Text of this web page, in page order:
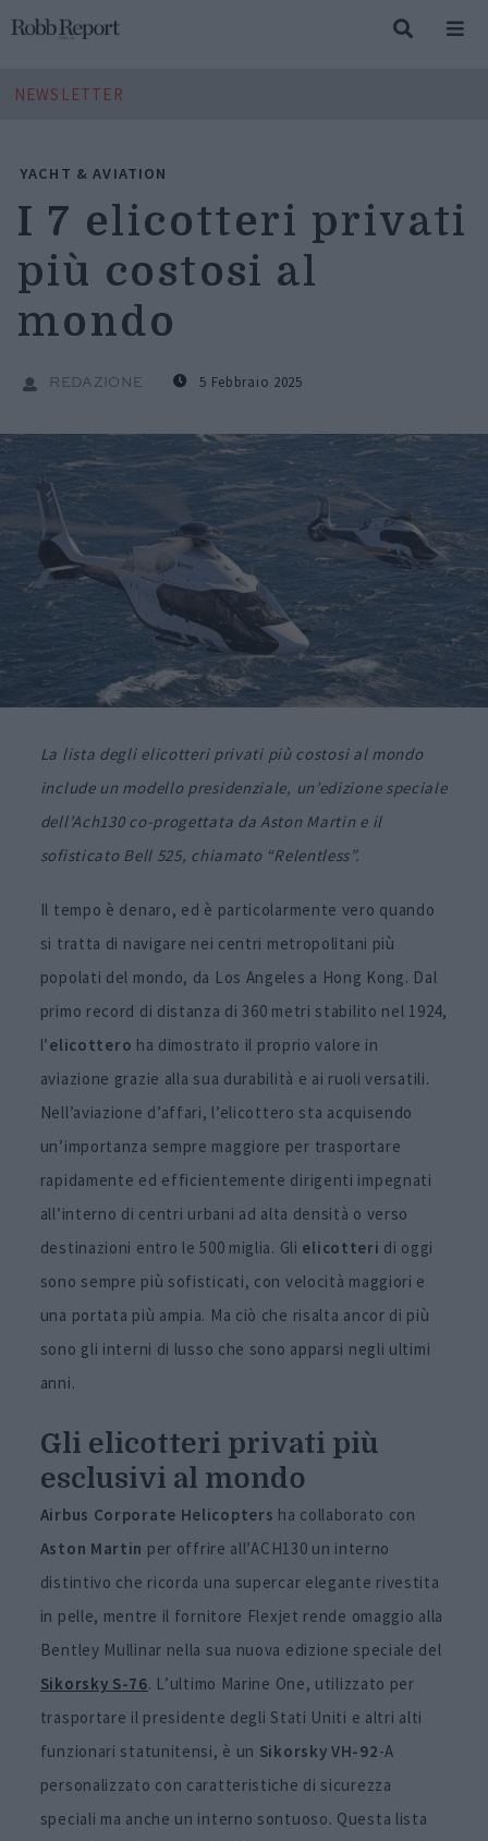
NEWSLETTER
YACHT & AVIATION
I 7 elicotteri privati
più costosi al
mondo
REDAZIONE 5 Febbraio 2025
La lista degli elicotteri privati più costosi al mondo
include un modello presidenziale, un’edizione speciale
dell’Ach130 co-progettata da Aston Martin e il
sofisticato Bell 525, chiamato “Relentless”.
Il tempo è denaro, ed è particolarmente vero quando
si tratta di navigare nei centri metropolitani più
popolati del mondo, da Los Angeles a Hong Kong. Dal
primo record di distanza di 360 metri stabilito nel 1924,
l’elicottero ha dimostrato il proprio valore in
aviazione grazie alla sua durabilità e ai ruoli versatili.
Nell’aviazione d’affari, l’elicottero sta acquisendo
un’importanza sempre maggiore per trasportare
rapidamente ed efficientemente dirigenti impegnati
all’interno di centri urbani ad alta densità o verso
destinazioni entro le 500 miglia. Gli elicotteri di oggi
sono sempre più sofisticati, con velocità maggiori e
una portata più ampia. Ma ciò che risalta ancor di più
sono gli interni di lusso che sono apparsi negli ultimi
anni.
Gli elicotteri privati più
esclusivi al mondo
Airbus Corporate Helicopters ha collaborato con
Aston Martin per offrire all’ACH130 un interno
distintivo che ricorda una supercar elegante rivestita
in pelle, mentre il fornitore Flexjet rende omaggio alla
Bentley Mullinar nella sua nuova edizione speciale del
Sikorsky S-76. L’ultimo Marine One, utilizzato per
trasportare il presidente degli Stati Uniti e altri alti
funzionari statunitensi, è un Sikorsky VH-92-A
personalizzato con caratteristiche di sicurezza
speciali ma anche un interno sontuoso. Questa lista